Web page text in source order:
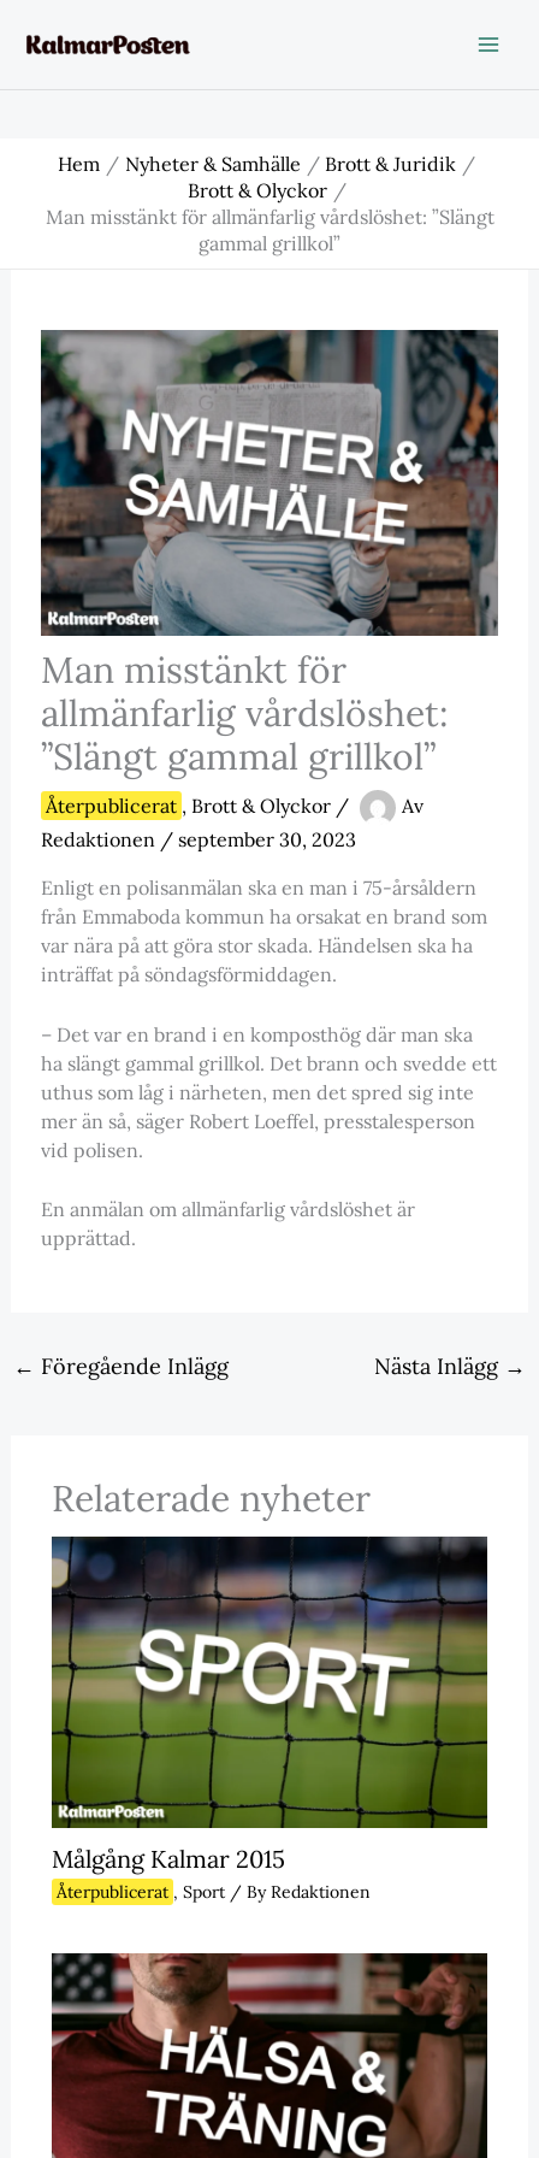
Hem Nyheter & Samhälle
Brott & Juridik
Brott & Olyckor
Man misstänkt för allmänfarlig vårdslöshet: ”Slängt
gammal grillkol”
Man misstänkt för
allmänfarlig vårdslöshet:
”Slängt gammal grillkol”
Återpublicerat , Brott & Olyckor/
Av
Redaktionen / september 30, 2023
Enligt en polisanmälan ska en man i 75-årsåldern
från Emmaboda kommun ha orsakat en brand som
var nära på att göra stor skada. Händelsen ska ha
inträffat på söndagsförmiddagen.
– Det var en brand i en komposthög där man ska
ha slängt gammal grillkol. Det brann och svedde ett
uthus som låg i närheten, men det spred sig inte
mer än så, säger Robert Loeffel, presstalesperson
vid polisen.
En anmälan om allmänfarlig vårdslöshet är
upprättad.
← Föregående Inlägg Nästa Inlägg →
Relaterade nyheter
Målgång Kalmar 2015
Återpublicerat , Sport/ ByRedaktionen